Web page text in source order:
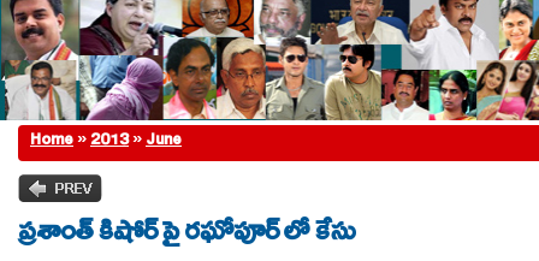
Home»2013»June
ప్రశాంత్ కిషోర్ పై రఘోపూర్ లో కేసు